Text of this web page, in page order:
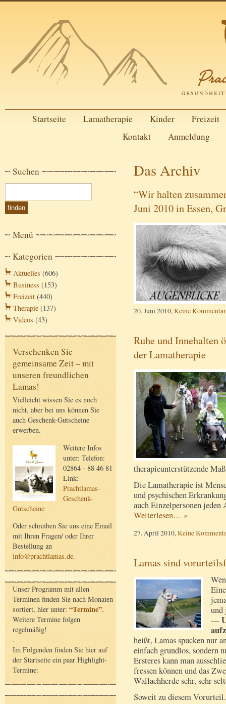
Startseite Lamatherapie Kinder
Freizeit
Kontakt
Anmeldung
Suchen
Menü
Kategorien
Aktuelles (606)
Business (153)
Freizeit (440)
Therapie (137)
Videos (43)
Verschenken Sie
gemeinsame Zeit – mit
unseren freundlichen
Lamas!
Vielleicht wissen Sie es noch
nicht, aber bei uns können Sie
auch Geschenk-Gutscheine
erwerben.
Weitere Infos
unter: Telefon:
02864 - 88 46 81
Link:
Prachtlamas-
Geschenk-
Gutscheine
Oder schreiben Sie uns eine Email
mit Ihren Fragen/ oder Ihrer
Bestellung an
info@prachtlamas.de.
Unser Programm mit allen
Terminen finden Sie nach Monaten
sortiert, hier unter: “Termine”.
Weitere Termine folgen
regelmäßig!
.
Im Folgenden finden Sie hier auf
der Startseite ein paar Highlight-
Termine:
Das Archiv
“Wir halten
Juni 2010 in Essen,
20. Juni 2010,Keine
Ruhe und Innehalten
der Lamatherapie
therapieunterstützende
Die Lamatherapie ist
und psychischen
auch Einzelpersonen
Weiterlesen… »
27. April 2010,Keine
Lamas sind
und
—
heißt, Lamas spucken nur
einfach grundlos, sondern
Ersteres kann man
fressen können und das
Wallachherde sehr, sehr
Soweit zu diesem